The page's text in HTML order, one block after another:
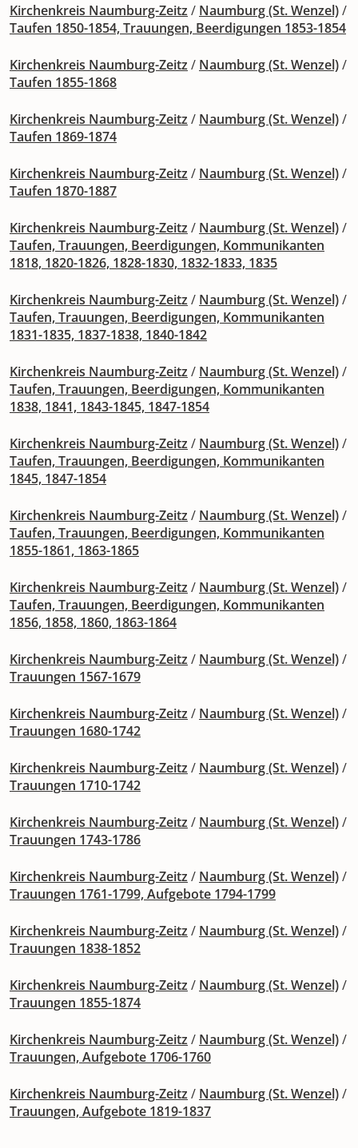
Kirchenkreis Naumburg-Zeitz / Naumburg (St. Wenzel)/
Taufen 1850-1854, Trauungen, Beerdigungen 1853-1854
Kirchenkreis Naumburg-Zeitz / Naumburg (St. Wenzel)/
Taufen 1855-1868
Kirchenkreis Naumburg-Zeitz / Naumburg (St. Wenzel)/
Taufen 1869-1874
Kirchenkreis Naumburg-Zeitz / Naumburg (St. Wenzel)/
Taufen 1870-1887
Kirchenkreis Naumburg-Zeitz / Naumburg (St. Wenzel)/
Taufen, Trauungen, Beerdigungen, Kommunikanten
1818, 1820-1826, 1828-1830, 1832-1833, 1835
Kirchenkreis Naumburg-Zeitz / Naumburg (St. Wenzel)/
Taufen, Trauungen, Beerdigungen, Kommunikanten
1831-1835, 1837-1838, 1840-1842
Kirchenkreis Naumburg-Zeitz / Naumburg (St. Wenzel)/
Taufen, Trauungen, Beerdigungen, Kommunikanten
1838, 1841, 1843-1845, 1847-1854
Kirchenkreis Naumburg-Zeitz / Naumburg (St. Wenzel)/
Taufen, Trauungen, Beerdigungen, Kommunikanten
1845, 1847-1854
Kirchenkreis Naumburg-Zeitz / Naumburg (St. Wenzel)/
Taufen, Trauungen, Beerdigungen, Kommunikanten
1855-1861, 1863-1865
Kirchenkreis Naumburg-Zeitz / Naumburg (St. Wenzel)/
Taufen, Trauungen, Beerdigungen, Kommunikanten
1856, 1858, 1860, 1863-1864
Kirchenkreis Naumburg-Zeitz / Naumburg (St. Wenzel)/
Trauungen 1567-1679
Kirchenkreis Naumburg-Zeitz / Naumburg (St. Wenzel)/
Trauungen 1680-1742
Kirchenkreis Naumburg-Zeitz / Naumburg (St. Wenzel)/
Trauungen 1710-1742
Kirchenkreis Naumburg-Zeitz / Naumburg (St. Wenzel)/
Trauungen 1743-1786
Kirchenkreis Naumburg-Zeitz / Naumburg (St. Wenzel)/
Trauungen 1761-1799, Aufgebote 1794-1799
Kirchenkreis Naumburg-Zeitz / Naumburg (St. Wenzel)/
Trauungen 1838-1852
Kirchenkreis Naumburg-Zeitz / Naumburg (St. Wenzel)/
Trauungen 1855-1874
Kirchenkreis Naumburg-Zeitz / Naumburg (St. Wenzel)/
Trauungen, Aufgebote 1706-1760
Kirchenkreis Naumburg-Zeitz / Naumburg (St. Wenzel)/
Trauungen, Aufgebote 1819-1837